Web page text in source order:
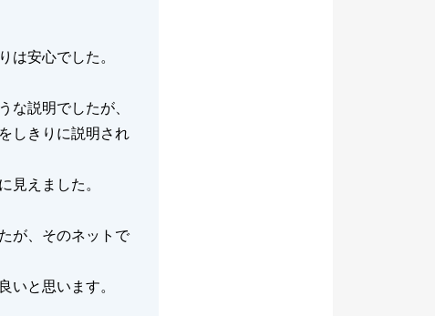
は安心でした。
な説明でしたが、
しきりに説明され
見えました。
が、そのネットで
いと思います。